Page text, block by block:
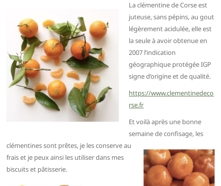
La clémentine de Corse est
juteuse, sans pépins, au gout
légèrement acidulée, elle est
la seule à avoir obtenue en
2007 l’indication
géographique protégée IGP
signe d’origine et de qualité.
https://www.clementinedeco
rse.fr
Et voilà après une bonne
semaine de confisage, les
clémentines sont prêtes, je les conserve au
frais et je peux ainsi les utiliser dans mes
biscuits et pâtisserie.